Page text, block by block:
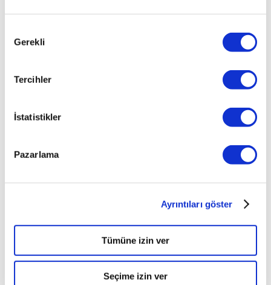
Seçimi
Gerekli
Tercihler
İstatistikler
Pazarlama
Ayrıntıları göster
Tümüne izin ver
Seçime izin ver